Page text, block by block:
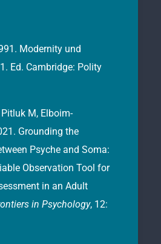
Modernity und
Ed. Cambridge: Polity
Pitluk M, Elboim-
Grounding the
Psyche and Soma:
Observation Tool for
in an Adult
in Psychology, 12: